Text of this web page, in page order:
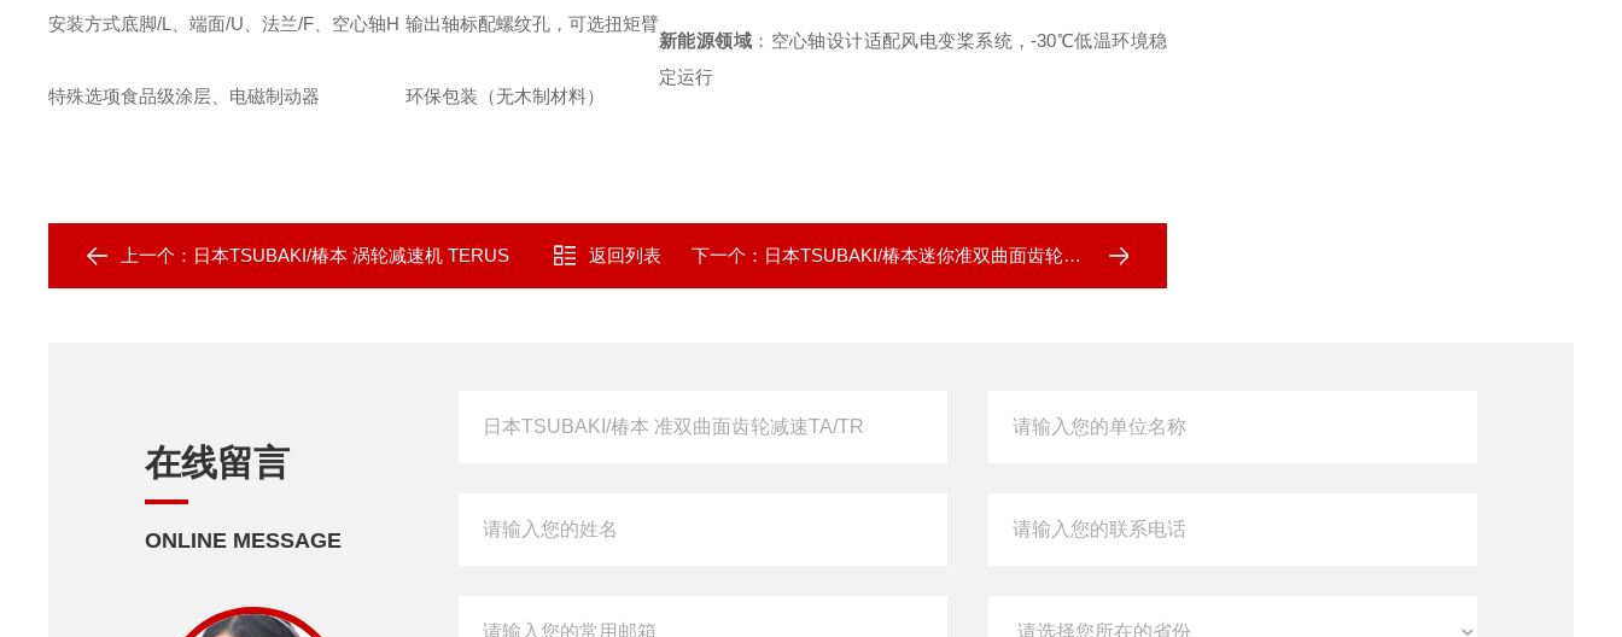
安装方式底脚/L、端面/U、法兰/F、空心轴H 输出轴标配螺纹孔，可选扭矩臂
特殊选项食品级涂层、电磁制动器 环保包装（无木制材料）
新能源领域 ：空心轴设计适配风电变桨系统，-30℃低温环境稳
定运行
上一个： 日本TSUBAKI/椿本 涡轮减速机 TERUS 返回列表 下一个： 日本TSUBAKI/椿本迷你准双曲面齿轮减速电机
在线留言
ONLINE MESSAGE